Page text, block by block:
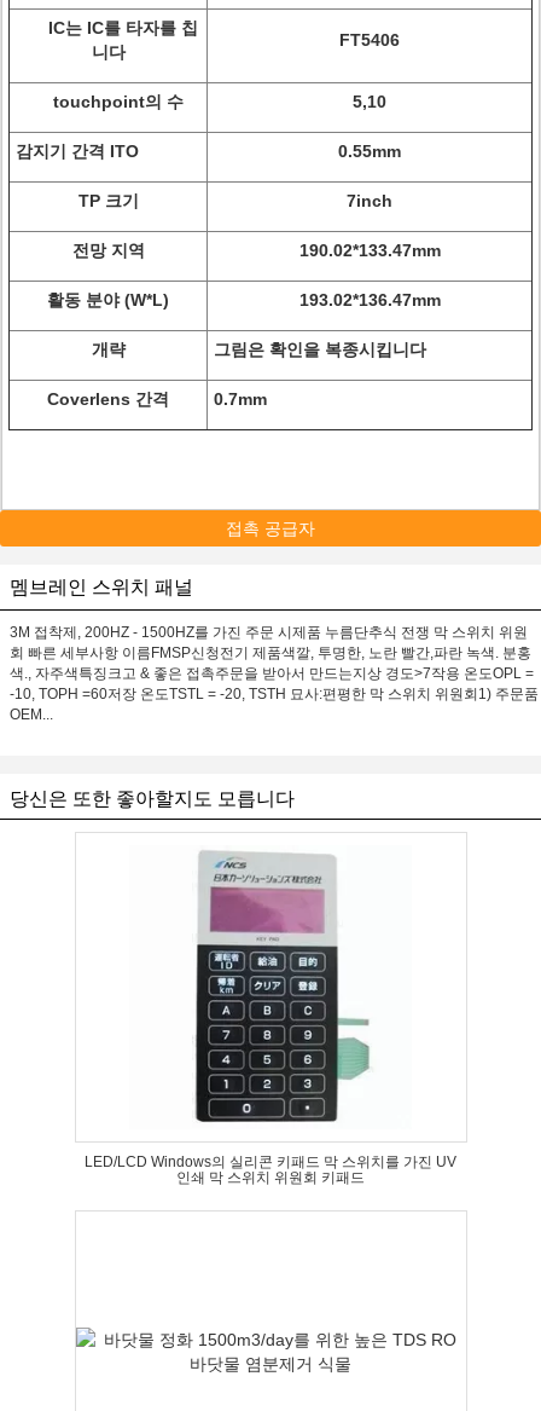
IC는 IC를 타자를 칩
니다
FT5406
touchpoint의 수 5,10
감지기 간격 ITO 0.55mm
TP 크기 7inch
전망 지역 190.02*133.47mm
활동 분야 (W*L) 193.02*136.47mm
개략 그림은 확인을 복종시킵니다
Coverlens 간격 0.7mm
접촉 공급자
멤브레인 스위치 패널
3M 접착제, 200HZ - 1500HZ를 가진 주문 시제품 누름단추식 전쟁 막 스위치 위원
회 빠른 세부사항 이름FMSP신청전기 제품색깔, 투명한, 노란 빨간,파란 녹색. 분홍
색., 자주색특징크고 & 좋은 접촉주문을 받아서 만드는지상 경도>7작용 온도OPL =
-10, TOPH =60저장 온도TSTL = -20, TSTH 묘사:편평한 막 스위치 위원회1) 주문품
OEM...
당신은 또한 좋아할지도 모릅니다
LED/LCD Windows의 실리콘 키패드 막 스위치를 가진 UV
인쇄 막 스위치 위원회 키패드